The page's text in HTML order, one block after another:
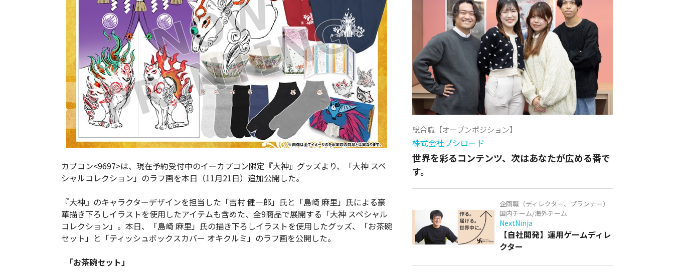
カプコン<9697>は、現在予約受付中のイーカプコン限定『大神』グッズより、「大神 スペ
シャルコレクション」のラフ画を本日（11月21日）追加公開した。
『大神』のキャラクターデザインを担当した「吉村 健一郎」氏と「島崎 麻里」氏による豪
華描き下ろしイラストを使用したアイテムも含めた、全9商品で展開する「大神 スペシャル
コレクション」。本日、「島崎 麻里」氏の描き下ろしイラストを使用したグッズ、「お茶碗
セット」と「ティッシュボックスカバー オキクルミ」のラフ画を公開した。
「お茶碗セット」
総合職【オープンポジション】
株式会社ブシロード
世界を彩るコンテンツ、次はあなたが広める番で
す。
企画職（ディレクター、プランナー）
国内チーム/海外チーム
NextNinja
【自社開発】運用ゲームディレ
クター